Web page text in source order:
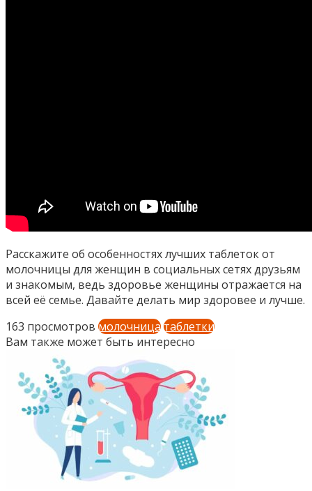
Расскажите об особенностях лучших таблеток от
молочницы для женщин в социальных сетях друзьям
и знакомым, ведь здоровье женщины отражается на
всей её семье. Давайте делать мир здоровее и лучше.
163 просмотров молочницатаблетки
Вам также может быть интересно